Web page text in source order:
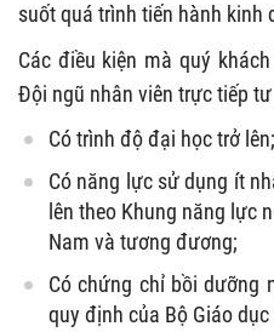
suốt quá trình tiến hành kinh
Các điều kiện mà quý
Đội ngũ nhân viên trực tiếp
Có trình độ đại học trở lên;
Có năng lực sử dụng ít
lên theo Khung năng lực
Nam và tương đương;
Có chứng chỉ bồi dưỡng
quy định của Bộ Giáo